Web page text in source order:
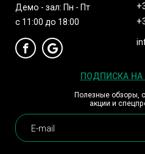
Демо - зал: Пн - Пт
с 11:00 до 18:00
ПОДПИСКА НА
Полезные обзоры,
акции и